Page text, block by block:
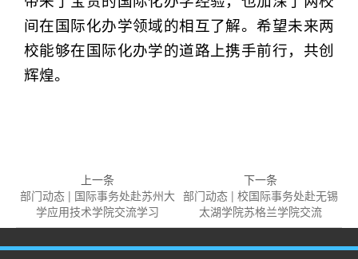
间在国际化办学领域的相互了解。希望未来两
校能够在国际化办学的道路上携手前行，共创
辉煌。
上一条
部门动态 | 国际事务处赴苏州大
学应用技术学院交流学习
下一条
部门动态 | 校国际事务处赴无锡
太湖学院苏格兰学院交流